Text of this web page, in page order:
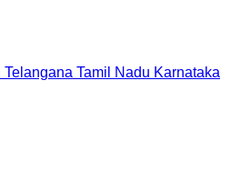
Telangana Tamil Nadu Karnataka